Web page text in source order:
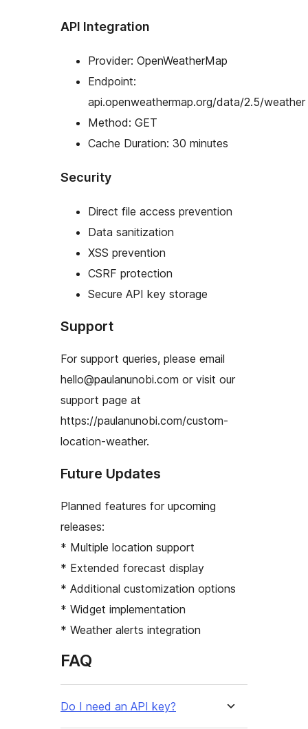
API Integration
Provider: OpenWeatherMap
Endpoint:
api.openweathermap.org/data/2.5/weather
Method: GET
Cache Duration: 30 minutes
Security
Direct file access prevention
Data sanitization
XSS prevention
CSRF protection
Secure API key storage
Support
For support queries, please email
hello@paulanunobi.com or visit our
support page at
https://paulanunobi.com/custom-
location-weather.
Future Updates
Planned features for upcoming
releases:
* Multiple location support
* Extended forecast display
* Additional customization options
* Widget implementation
* Weather alerts integration
FAQ
Do I need an API key?